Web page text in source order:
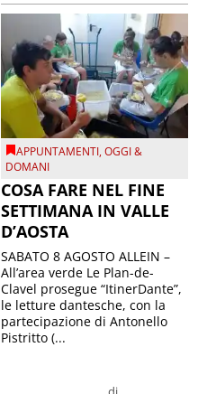
APPUNTAMENTI,OGGI &
DOMANI
COSA FARE NEL FINE
SETTIMANA IN VALLE
D’AOSTA
SABATO 8 AGOSTO ALLEIN –
All’area verde Le Plan-de-
Clavel prosegue “ItinerDante”,
le letture dantesche, con la
partecipazione di Antonello
Pistritto (...